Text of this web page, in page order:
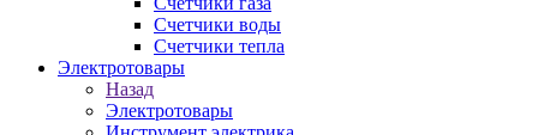
Счетчики воды
Счетчики тепла
Электротовары
Назад
Электротовары